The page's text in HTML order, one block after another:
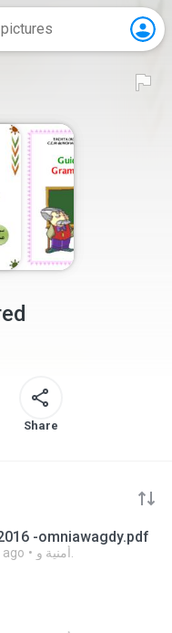
Share
-omniawagdy.pdf
ago